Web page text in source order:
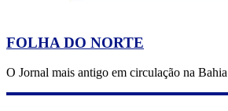
FOLHA DO NORTE
O Jornal mais antigo em circulação na Bahia